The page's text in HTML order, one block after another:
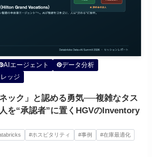
AIエージェント
データ分析
ッジ
ネック」と認める勇気──複雑なタス
を“承認者”に置くHGVのInventory
#ホスピタリティ #事例
#在庫最適化